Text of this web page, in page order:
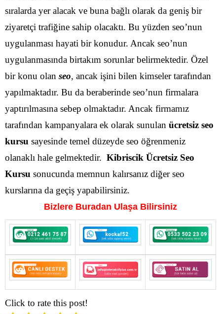
sıralarda yer alacak ve buna bağlı olarak da geniş bir
ziyaretçi trafiğine sahip olacaktı. Bu yüzden seo’nun
uygulanması hayati bir konudur. Ancak seo’nun
uygulanmasında birtakım sorunlar belirmektedir. Özel
bir konu olan seo, ancak işini bilen kimseler tarafından
yapılmaktadır. Bu da beraberinde seo’nun firmalara
yaptırılmasına sebep olmaktadır. Ancak firmamız
tarafından kampanyalara ek olarak sunulan ücretsiz seo
kursu sayesinde temel düzeyde seo öğrenmeniz
olanaklı hale gelmektedir. Kibriscik Ücretsiz Seo
Kursu sonucunda memnun kalırsanız diğer seo
kurslarına da geçiş yapabilirsiniz.
Bizlere Buradan Ulaşa Bilirsiniz
Click to rate this post!